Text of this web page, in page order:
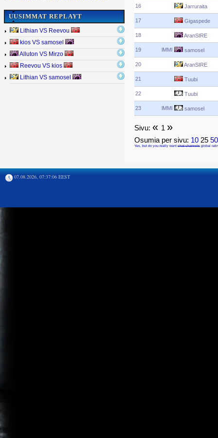
UUSIMMAT REPLAYT
Lithian VS Reevou
kios VS samosel
Alluton VS Mirzo
Reevou VS kios
Lithian VS samosel
16 Jarruraita
17 Gigaspede
18 AranSIRE
19 lMMl samosel
20 AranSIRE
21 Tuubi
22 Tuubi
23 lMMl samosel
Sivu: « 1 »
Osumia per sivu: 10 25
Yes, but do you really want chat channels global
07.08.2026, 07:37:06 EEST